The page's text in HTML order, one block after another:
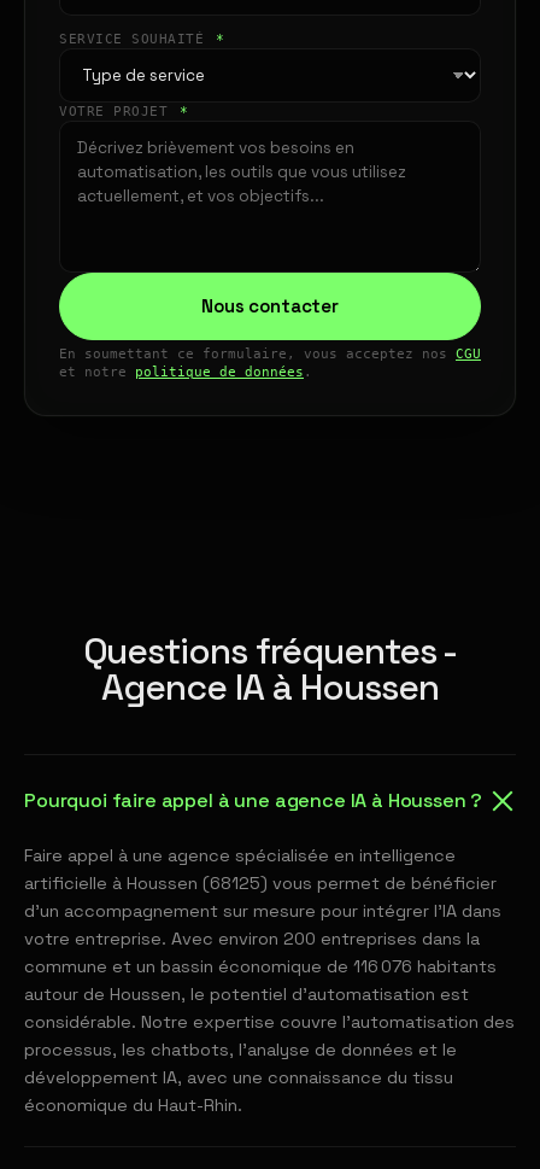
SERVICE SOUHAITÉ *
VOTRE PROJET *
Nous contacter
En soumettant ce formulaire, vous acceptez nos CGU
et notre politique de données .
Questions fréquentes -
Agence IA à Houssen
Pourquoi faire appel à une agence IA à Houssen ?
Faire appel à une agence spécialisée en intelligence
artificielle à Houssen (68125) vous permet de bénéficier
d'un accompagnement sur mesure pour intégrer l'IA dans
votre entreprise. Avec environ 200 entreprises dans la
commune et un bassin économique de 116 076 habitants
autour de Houssen, le potentiel d'automatisation est
considérable. Notre expertise couvre l'automatisation des
processus, les chatbots, l'analyse de données et le
développement IA, avec une connaissance du tissu
économique du Haut-Rhin.